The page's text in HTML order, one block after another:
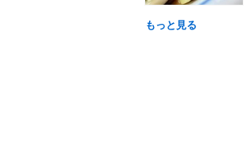
もっと見る